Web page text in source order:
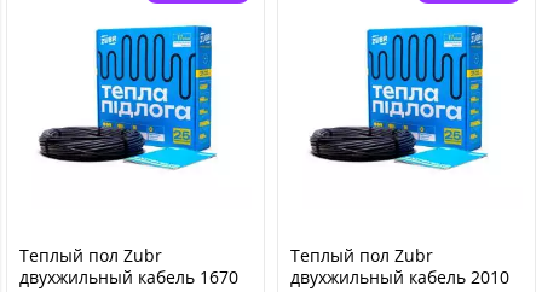
Теплый пол Zubr
двухжильный кабель 1670
Теплый пол Zubr
двухжильный кабель 2010